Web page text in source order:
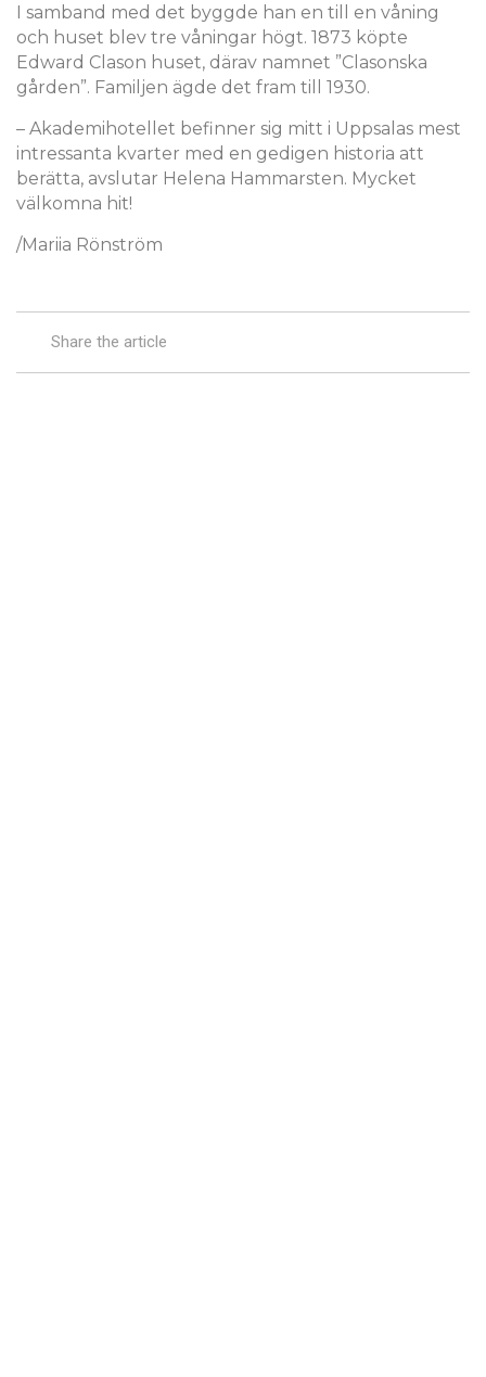
I samband med det byggde han en till en våning
och huset blev tre våningar högt. 1873 köpte
Edward Clason huset, därav namnet ”Clasonska
gården”. Familjen ägde det fram till 1930.
– Akademihotellet befinner sig mitt i Uppsalas mest
intressanta kvarter med en gedigen historia att
berätta, avslutar Helena Hammarsten. Mycket
välkomna hit!
/Mariia Rönström
Share the article